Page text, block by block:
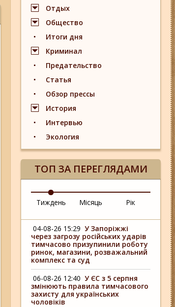
Отдых
Общество
Итоги дня
Криминал
Предательство
Статья
Обзор прессы
История
Интервью
Экология
ТОП ЗА ПЕРЕГЛЯДАМИ
Тиждень Місяць Рік
04-08-26 15:29 У Запоріжжі
через загрозу російських ударів
тимчасово призупинили роботу
ринок, магазини, розважальний
комплекс та суд
06-08-26 12:40 У ЄС з 5 серпня
змінюють правила тимчасового
захисту для українських
чоловіків